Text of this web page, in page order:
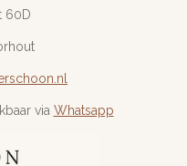
60D
via Whatsapp